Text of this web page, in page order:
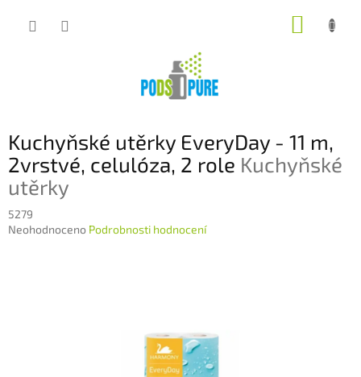
Kuchyňské utěrky EveryDay - 11 m,
2vrstvé, celulóza, 2 role Kuchyňské
utěrky
5279
Průměrné
Neohodnoceno Podrobnosti hodnocení